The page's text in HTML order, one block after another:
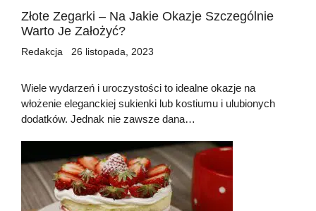
Złote Zegarki – Na Jakie Okazje Szczególnie
Warto Je Założyć?
Redakcja 26 listopada, 2023
Wiele wydarzeń i uroczystości to idealne okazje na
włożenie eleganckiej sukienki lub kostiumu i ulubionych
dodatków. Jednak nie zawsze dana…